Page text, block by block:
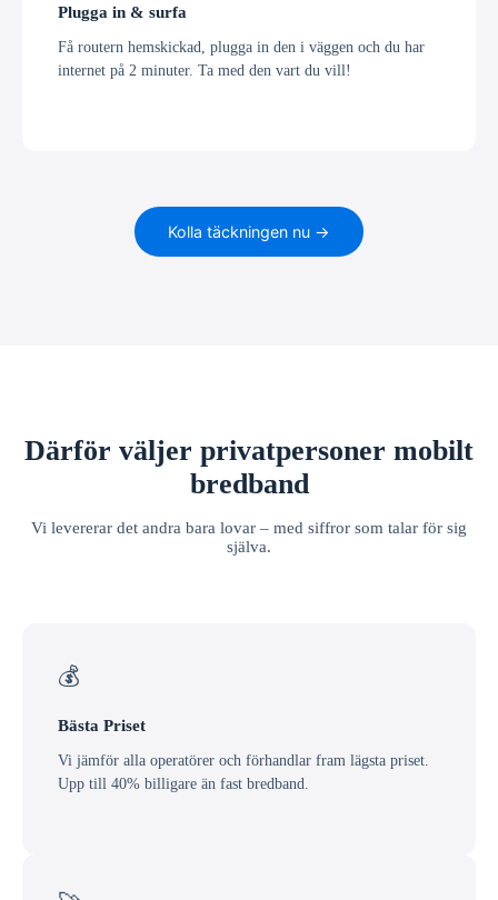
Plugga in & surfa
Få routern hemskickad, plugga in den i väggen och du har
internet på 2 minuter. Ta med den vart du vill!
Kolla täckningen nu →
Därför väljer privatpersoner mobilt
bredband
Vi levererar det andra bara lovar – med siffror som talar för sig
själva.
💰
Bästa Priset
Vi jämför alla operatörer och förhandlar fram lägsta priset.
Upp till 40% billigare än fast bredband.